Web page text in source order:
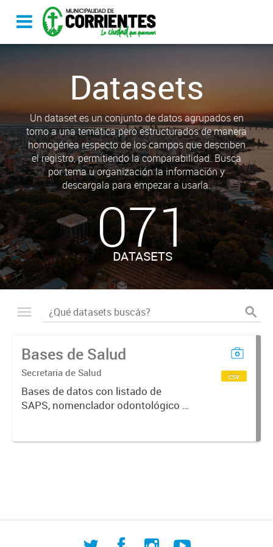
Datasets
Un dataset es un conjunto de datos agrupados en
torno a una temática pero estructurados de manera
homogénea respecto de los campos que describen
el registro, permitiendo la comparabilidad. Busca
por tema u organización la información y
descargala para empezar a usarla.
071
DATASETS
Bases de Salud
Secretaria de Salud
Bases de datos con listado de
SAPS, nomenclador odontológico y
csv